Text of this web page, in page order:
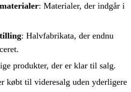
: Materialer, der indgår i
: Halvfabrikata, der endnu
produkter, der er klar til salg.
købt til videresalg uden yderligere